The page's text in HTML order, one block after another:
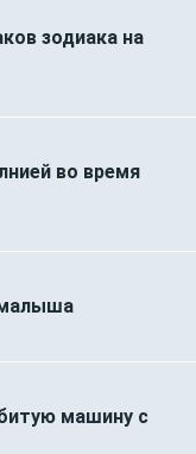
зодиака на
во время
малыша
машину с